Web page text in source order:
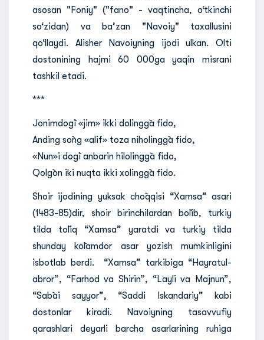
asosan "Foniy" ("fano" - vaqtincha, o‘tkinchi
so‘zidan) va ba’zan "Navoiy" taxallusini
qo‘llaydi. Alisher Navoiyning ijodi ulkan. Olti
dostonining hajmi 60 000ga yaqin misrani
tashkil etadi.
***
Jonimdog`i «jim» ikki dolingg`a fido,
Anding so`ng «alif» toza niholingg`a fido,
«Nun»i dog`i anbarin hilolingg`a fido,
Qolg`on iki nuqta ikki xolingg`a fido.
Shoir ijodining yuksak cho`qqisi “Xamsa” asari
(1483-85)dir, shoir birinchilardan bo`lib, turkiy
tilda to`liq “Xamsa” yaratdi va turkiy tilda
shunday ko`lamdor asar yozish mumkinligini
isbotlab berdi. “Xamsa” tarkibiga “Hayratul-
abror”, “Farhod va Shirin”, “Layli va Majnun”,
“Sab`ai sayyor”, “Saddi Iskandariy” kabi
dostonlar kiradi. Navoiyning tasavvufiy
qarashlari deyarli barcha asarlarining ruhiga